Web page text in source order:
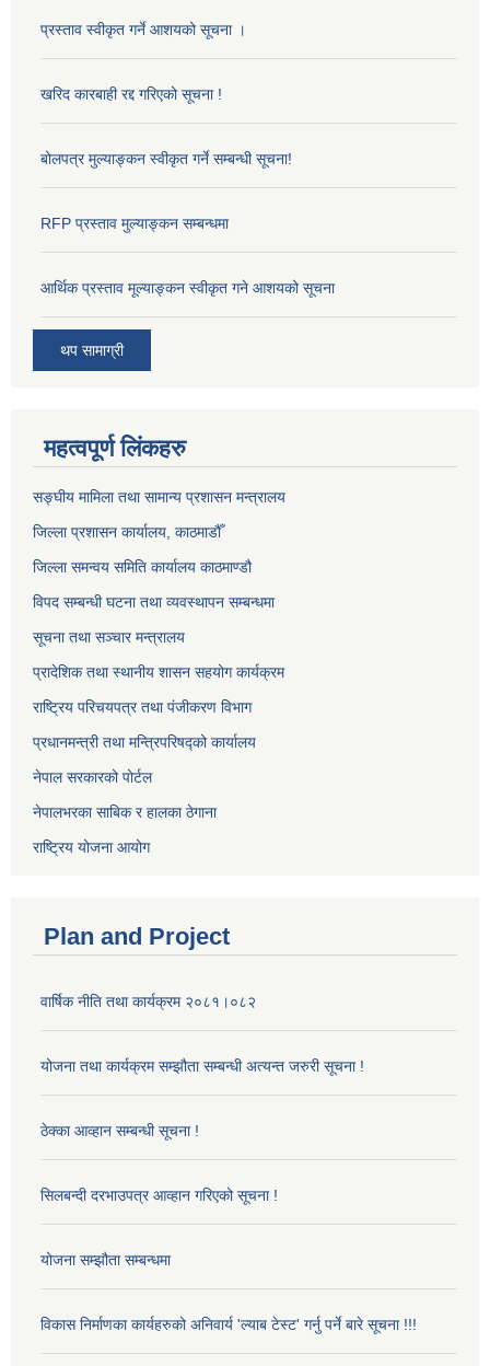
प्रस्ताव स्वीकृत गर्ने आशयको सूचना ।
खरिद कारबाही रद्द गरिएको सूचना !
बोलपत्र मुल्याङ्कन स्वीकृत गर्ने सम्बन्धी सूचना!
RFP प्रस्ताव मुल्याङ्कन सम्बन्धमा
आर्थिक प्रस्ताव मूल्याङ्कन स्वीकृत गने आशयको सूचना
थप सामाग्री
महत्वपूर्ण लिंकहरु
सङ्‍घीय मामिला तथा सामान्य प्रशासन मन्त्रालय
जिल्ला प्रशासन कार्यालय, काठमाडौँ
जिल्ला समन्वय समिति कार्यालय काठमाण्ड‌ौ
विपद सम्बन्धी घटना तथा व्यवस्थापन सम्बन्धमा
सूचना तथा सञ्चार मन्त्रालय
प्रादेशिक तथा स्थानीय शासन सहयोग कार्यक्रम
राष्ट्रिय परिचयपत्र तथा पंजीकरण विभाग
प्रधानमन्त्री तथा मन्त्रिपरिषद्को कार्यालय
नेपाल सरकारको पोर्टल
नेपालभरका साबिक र हालका ठेगाना
राष्ट्रिय योजना आयोग
Plan and Project
वार्षिक नीति तथा कार्यक्रम २०८१।०८२
योजना तथा कार्यक्रम सम्झौता सम्बन्धी अत्यन्त जरुरी सूचना !
ठेक्का आव्हान सम्बन्धी सूचना !
सिलबन्दी दरभाउपत्र आव्हान गरिएको सूचना !
योजना सम्झौता सम्बन्धमा
विकास निर्माणका कार्यहरुको अनिवार्य 'ल्याब टेस्ट' गर्नु पर्ने बारे सूचना !!!